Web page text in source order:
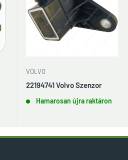
VOLVO
22194741 Volvo Szenzor
Hamarosan újra raktáron